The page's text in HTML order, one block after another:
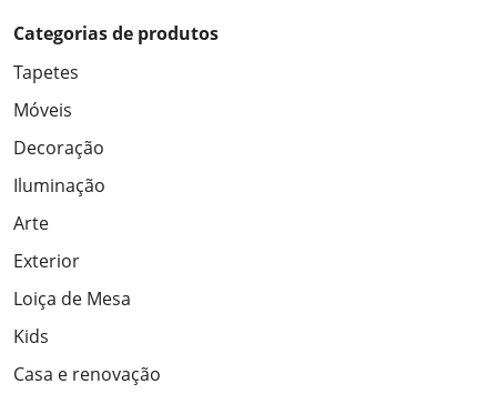
Categorias de produtos
Tapetes
Móveis
Decoração
Iluminação
Arte
Exterior
Loiça de Mesa
Kids
Casa e renovação